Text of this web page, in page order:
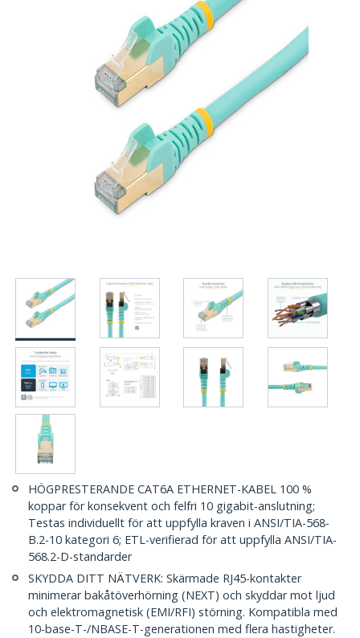
HÖGPRESTERANDE CAT6A ETHERNET-KABEL 100 %
koppar för konsekvent och felfri 10 gigabit-anslutning;
Testas individuellt för att uppfylla kraven i ANSI/TIA-568-
B.2-10 kategori 6; ETL-verifierad för att uppfylla ANSI/TIA-
568.2-D-standarder
SKYDDA DITT NÄTVERK: Skärmade RJ45-kontakter
minimerar bakåtöverhörning (NEXT) och skyddar mot ljud
och elektromagnetisk (EMI/RFI) störning. Kompatibla med
10-base-T-/NBASE-T-generationen med flera hastigheter.